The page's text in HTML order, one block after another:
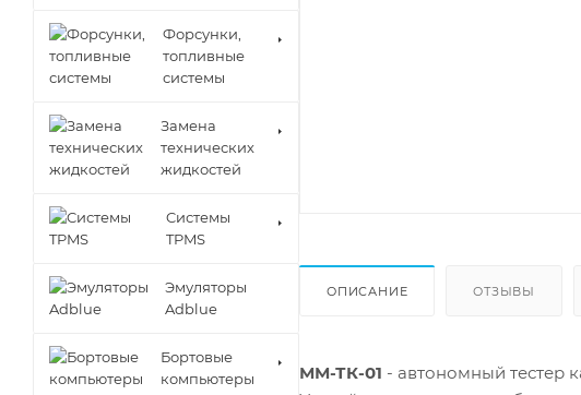
ОПИСАНИЕ ОТЗЫВЫ
ММ-ТК-01 - автономный тестер
Форсунки,
топливные
системы
Замена
технических
жидкостей
Cистемы
TPMS
Эмуляторы
Adblue
Бортовые
компьютеры